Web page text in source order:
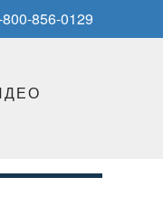
800-856-0129